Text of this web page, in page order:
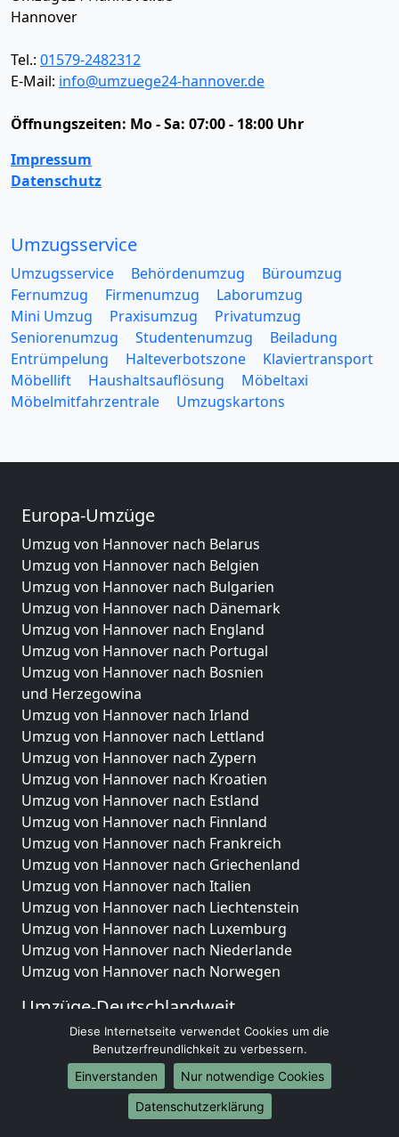
Hannover
Tel.: 01579-2482312
E-Mail: info@umzuege24-hannover.de
Öffnungszeiten: Mo - Sa: 07:00 - 18:00 Uhr
Impressum
Datenschutz
Umzugsservice
Umzugsservice Behördenumzug
Büroumzug
Fernumzug
Firmenumzug
Laborumzug
Mini Umzug
Praxisumzug
Privatumzug
Seniorenumzug
Studentenumzug
Beiladung
Entrümpelung
Halteverbotszone
Klaviertransport
Möbellift
Haushaltsauflösung
Möbeltaxi
Möbelmitfahrzentrale
Umzugskartons
Europa-Umzüge
Umzug von Hannover nach Belarus
Umzug von Hannover nach Belgien
Umzug von Hannover nach Bulgarien
Umzug von Hannover nach Dänemark
Umzug von Hannover nach England
Umzug von Hannover nach Portugal
Umzug von Hannover nach Bosnien
und Herzegowina
Umzug von Hannover nach Irland
Umzug von Hannover nach Lettland
Umzug von Hannover nach Zypern
Umzug von Hannover nach Kroatien
Umzug von Hannover nach Estland
Umzug von Hannover nach Finnland
Umzug von Hannover nach Frankreich
Umzug von Hannover nach Griechenland
Umzug von Hannover nach Italien
Umzug von Hannover nach Liechtenstein
Umzug von Hannover nach Luxemburg
Umzug von Hannover nach Niederlande
Umzug von Hannover nach Norwegen
Umzüge-Deutschlandweit
Umzug von Hannover nach Berlin
Umzug von Hannover nach Hamburg
Umzug von Hannover nach München
Umzug von Hannover nach Köln
Umzug von Hannover nach Frankfurt am Main
Diese Internetseite verwendet Cookies um die
Benutzerfreundlichkeit zu verbessern.
Einverstanden
Nur notwendige Cookies
Datenschutzerklärung